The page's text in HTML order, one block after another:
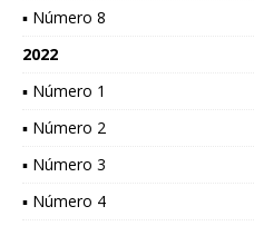
▪ Número 8
2022
▪ Número 1
▪ Número 2
▪ Número 3
▪ Número 4